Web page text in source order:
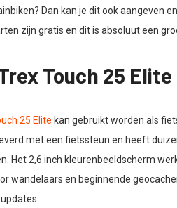
Dan kan je dit ook aangeven
zijn gratis en dit is absoluut een
Touch 25 Elite
25 Elite kan gebruikt worden als
met een fietssteun en heeft
Het 2,6 inch kleurenbeeldscherm
wandelaars en beginnende